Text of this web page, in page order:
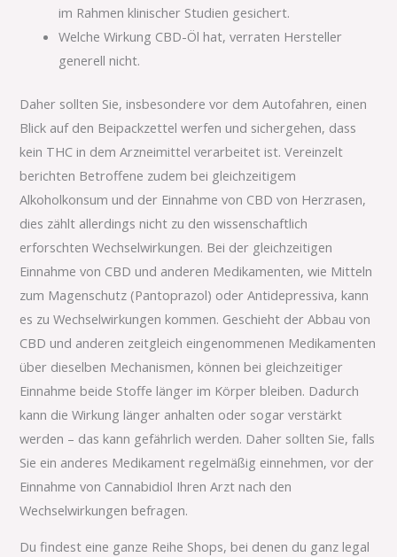
im Rahmen klinischer Studien gesichert.
Welche Wirkung CBD-Öl hat, verraten Hersteller
generell nicht.
Daher sollten Sie, insbesondere vor dem Autofahren, einen
Blick auf den Beipackzettel werfen und sichergehen, dass
kein THC in dem Arzneimittel verarbeitet ist. Vereinzelt
berichten Betroffene zudem bei gleichzeitigem
Alkoholkonsum und der Einnahme von CBD von Herzrasen,
dies zählt allerdings nicht zu den wissenschaftlich
erforschten Wechselwirkungen. Bei der gleichzeitigen
Einnahme von CBD und anderen Medikamenten, wie Mitteln
zum Magenschutz (Pantoprazol) oder Antidepressiva, kann
es zu Wechselwirkungen kommen. Geschieht der Abbau von
CBD und anderen zeitgleich eingenommenen Medikamenten
über dieselben Mechanismen, können bei gleichzeitiger
Einnahme beide Stoffe länger im Körper bleiben. Dadurch
kann die Wirkung länger anhalten oder sogar verstärkt
werden – das kann gefährlich werden. Daher sollten Sie, falls
Sie ein anderes Medikament regelmäßig einnehmen, vor der
Einnahme von Cannabidiol Ihren Arzt nach den
Wechselwirkungen befragen.
Du findest eine ganze Reihe Shops, bei denen du ganz legal